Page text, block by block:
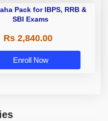
Pack for IBPS, RRB &
SBI Exams
Rs 2,840.00
Enroll Now